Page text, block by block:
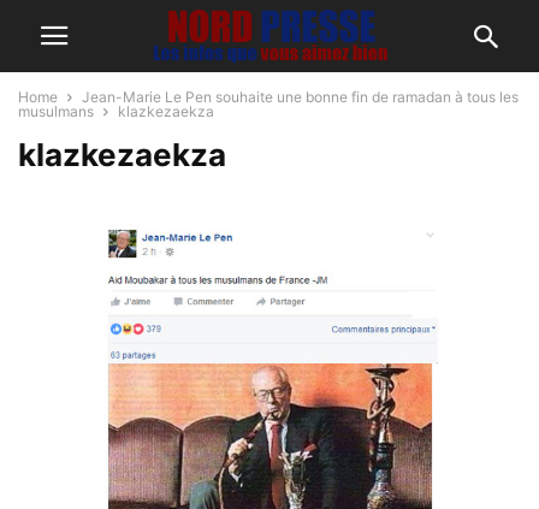
Home
Jean-Marie Le Pen souhaite une bonne fin de ramadan à tous les
musulmans
klazkezaekza
klazkezaekza